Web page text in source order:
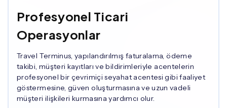
Profesyonel Ticari
Operasyonlar
Travel Terminus, yapılandırılmış faturalama, ödeme
takibi, müşteri kayıtları ve bildirimleriyle acentelerin
profesyonel bir çevrimiçi seyahat acentesi gibi faaliyet
göstermesine, güven oluşturmasına ve uzun vadeli
müşteri ilişkileri kurmasına yardımcı olur.